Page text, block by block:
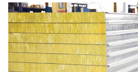
kosteneffiziente Entscheidung zu